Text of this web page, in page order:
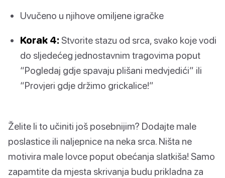
Uvučeno u njihove omiljene igračke
Korak 4: Stvorite stazu od srca, svako koje vodi
do sljedećeg jednostavnim tragovima poput
“Pogledaj gdje spavaju plišani medvjedići” ili
“Provjeri gdje držimo grickalice!”
Želite li to učiniti još posebnijim? Dodajte male
poslastice ili naljepnice na neka srca. Ništa ne
motivira male lovce poput obećanja slatkiša! Samo
zapamtite da mjesta skrivanja budu prikladna za